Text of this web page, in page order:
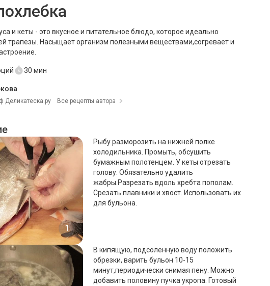
и кеты - это вкусное и питательное блюдо, которое идеально
трапезы. Насыщает организм полезными веществами,согревает и
30 мин
Деликатеска.ру Все рецепты автора
1
Рыбу разморозить на нижней полке
холодильника. Промыть, обсушить
бумажным полотенцем. У кеты отрезать
голову. Обязательно удалить
жабры.Разрезать вдоль хребта пополам.
Срезать плавники и хвост. Использовать их
для бульона.
В кипящую, подсоленную воду положить
обрезки, варить бульон 10-15
минут,периодически снимая пену. Можно
добавить половину пучка укропа. Готовый